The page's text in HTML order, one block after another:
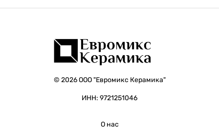
© 2026 ООО "Евромикс Керамика"
ИНН: 9721251046
О нас